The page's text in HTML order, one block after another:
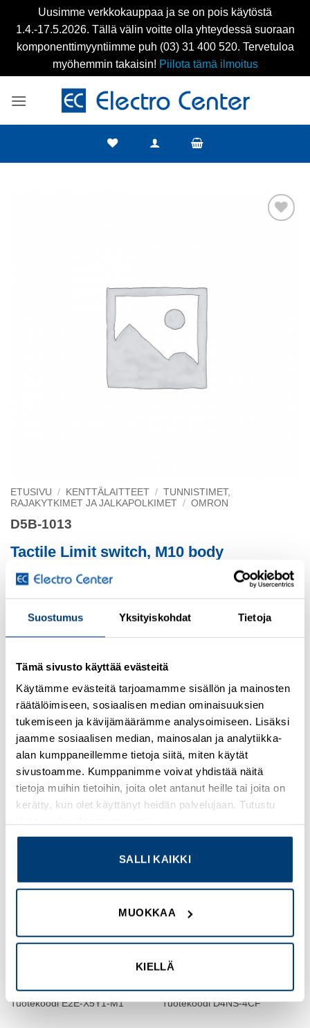
Suostumus Yksityiskohdat Tietoja
Tämä sivusto käyttää evästeitä
Käytämme evästeitä tarjoamamme sisällön ja mainosten
räätälöimiseen, sosiaalisen median ominaisuuksien
tukemiseen ja kävijämäärämme analysoimiseen. Lisäksi
jaamme sosiaalisen median, mainosalan ja analytiikka-
alan kumppaneillemme tietoja siitä, miten käytät
sivustoamme. Kumppanimme voivat yhdistää näitä
tietoja muihin tietoihin, joita olet antanut heille tai joita on
kerätty, kun olet käyttänyt heidän palvelujaan. Tutustu
SALLI KAIKKI
MUOKKAA
KIELLÄ
Uusimme verkkokauppaa ja se on pois käytöstä
1.4.-17.5.2026. Tällä välin voitte olla yhteydessä suoraan
komponenttimyyntiimme puh (03) 31 400 520. Tervetuloa
myöhemmin takaisin! Piilota tämä ilmoitus
ETUSIVU / KENTTÄLAITTEET / TUNNISTIMET,
RAJAKYTKIMET JA JALKAPOLKIMET / OMRON
D5B-1013
Tactile Limit switch, M10 body
hemispheric actuator, 3 m prewired
verkkokauppaa
Osastot:Omron,Uudet tuotteet
TUTUSTU MYÖS
wishlist
suojattu
Tuotekoodi E2E-X5Y1-M1
OMRON
M20,NC+NC+NO
Tuotekoodi D4NS-4CF